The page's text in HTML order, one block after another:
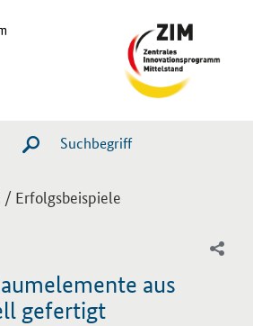
SUCHE STARTEN
/ Erfolgsbeispiele
aus
gefertigt